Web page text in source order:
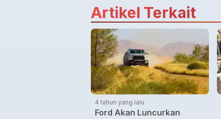
Artikel Terkait
4 tahun yang lalu
Ford Akan Luncurkan